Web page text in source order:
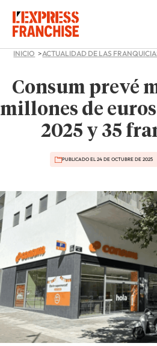
INICIO ACTUALIDAD DE LAS
Consum prevé
millones de
2025 y 35
PUBLICADO EL 24 DE OCTUBRE DE 2025